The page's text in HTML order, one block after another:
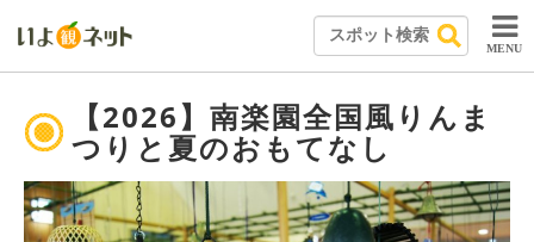
MENU
【2026】南楽園全国風りんま
つりと夏のおもてなし